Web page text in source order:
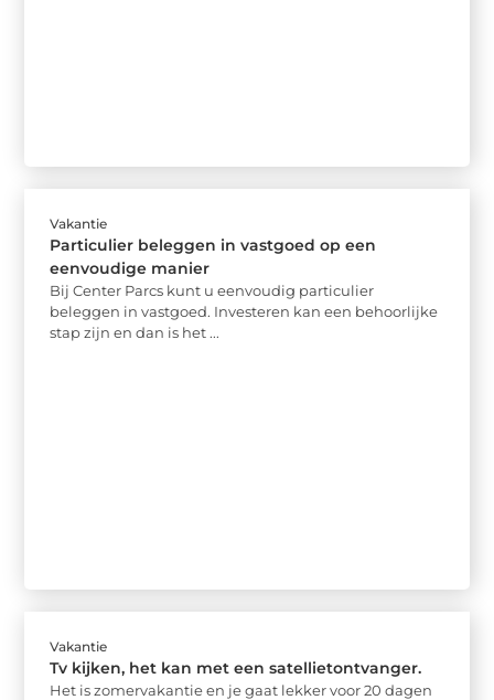
Vakantie
Particulier beleggen in vastgoed op een
eenvoudige manier
Bij Center Parcs kunt u eenvoudig particulier
beleggen in vastgoed. Investeren kan een behoorlijke
stap zijn en dan is het ...
Vakantie
Tv kijken, het kan met een satellietontvanger.
Het is zomervakantie en je gaat lekker voor 20 dagen